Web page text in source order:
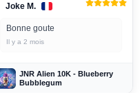
Joke M.
Bonne goute
Il y a 2 mois
JNR Alien 10K - Blueberry
Bubblegum